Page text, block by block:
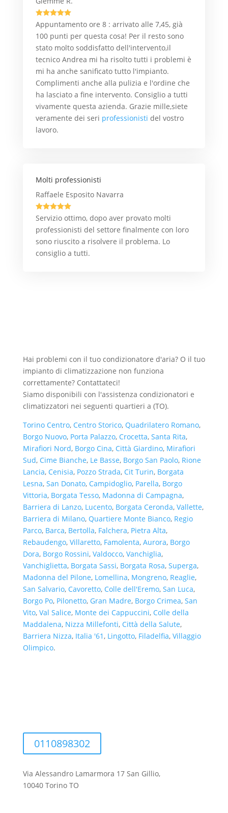

Appuntamento ore 8 : arrivato alle 7,45, già
100 punti per questa cosa! Per il resto sono
stato molto soddisfatto dell'intervento,il
tecnico Andrea mi ha risolto tutti i problemi è
mi ha anche sanificato tutto l'impianto.
Complimenti anche alla pulizia e l'ordine che
ha lasciato a fine intervento. Consiglio a tutti
vivamente questa azienda. Grazie mille,siete
veramente dei seri professionisti del vostro
lavoro.
Molti professionisti
Raffaele Esposito Navarra

Servizio ottimo, dopo aver provato molti
professionisti del settore finalmente con loro
sono riuscito a risolvere il problema. Lo
consiglio a tutti.
Hai problemi con il tuo condizionatore d'aria? O il tuo
impianto di climatizzazione non funziona
correttamente? Contattateci!
Siamo disponibili con l'assistenza condizionatori e
climatizzatori nei seguenti quartieri a (TO).
Torino Centro, Centro Storico,Quadrilatero Romano,
Borgo Nuovo, Porta Palazzo, Crocetta, Santa Rita,
Mirafiori Nord, Borgo Cina, Città Giardino, Mirafiori
Sud, Cime Bianche, Le Basse, Borgo San Paolo, Rione
Lancia, Cenisia, Pozzo Strada, Cit Turin, Borgata
Lesna, San Donato, Campidoglio, Parella, Borgo
Vittoria, Borgata Tesso, Madonna di Campagna,
Barriera di Lanzo, Lucento, Borgata Ceronda, Vallette,
Barriera di Milano, Quartiere Monte Bianco, Regio
Parco, Barca, Bertolla, Falchera, Pietra Alta,
Rebaudengo, Villaretto, Famolenta, Aurora, Borgo
Dora, Borgo Rossini, Valdocco, Vanchiglia,
Vanchiglietta, Borgata Sassi, Borgata Rosa, Superga,
Madonna del Pilone, Lomellina, Mongreno, Reaglie,
San Salvario, Cavoretto, Colle dell'Eremo, San Luca,
Borgo Po, Pilonetto, Gran Madre, Borgo Crimea, San
Vito, Val Salice, Monte dei Cappuccini, Colle della
Maddalena, Nizza Millefonti, Città della Salute,
Barriera Nizza, Italia '61, Lingotto, Filadelfia, Villaggio
Olimpico.
0110898302
Via Alessandro Lamarmora 17 San Gillio,
10040 Torino TO